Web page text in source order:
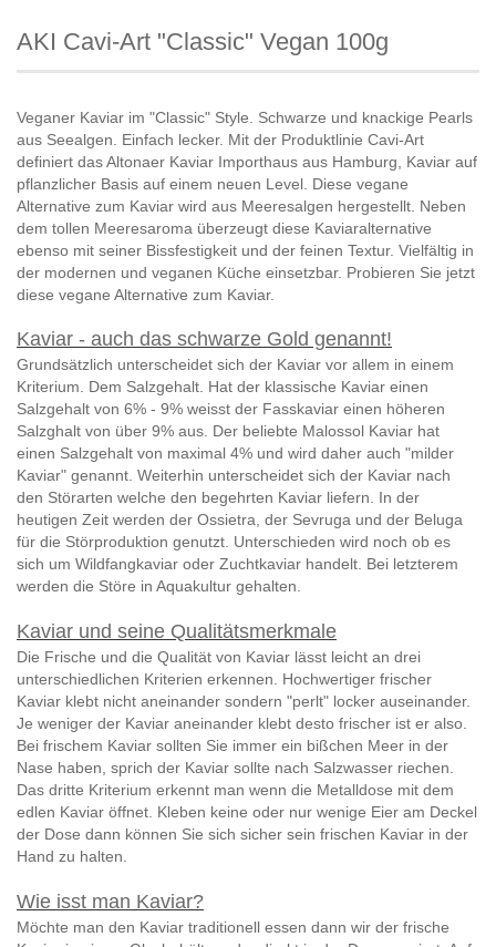
AKI Cavi-Art "Classic" Vegan 100g
Veganer Kaviar im "Classic" Style. Schwarze und knackige Pearls
aus Seealgen. Einfach lecker. Mit der Produktlinie Cavi-Art
definiert das Altonaer Kaviar Importhaus aus Hamburg, Kaviar auf
pflanzlicher Basis auf einem neuen Level. Diese vegane
Alternative zum Kaviar wird aus Meeresalgen hergestellt. Neben
dem tollen Meeresaroma überzeugt diese Kaviaralternative
ebenso mit seiner Bissfestigkeit und der feinen Textur. Vielfältig in
der modernen und veganen Küche einsetzbar. Probieren Sie jetzt
diese vegane Alternative zum Kaviar.
Kaviar - auch das schwarze Gold genannt!
Grundsätzlich unterscheidet sich der Kaviar vor allem in einem
Kriterium. Dem Salzgehalt. Hat der klassische Kaviar einen
Salzgehalt von 6% - 9% weisst der Fasskaviar einen höheren
Salzghalt von über 9% aus. Der beliebte Malossol Kaviar hat
einen Salzgehalt von maximal 4% und wird daher auch "milder
Kaviar" genannt. Weiterhin unterscheidet sich der Kaviar nach
den Störarten welche den begehrten Kaviar liefern. In der
heutigen Zeit werden der Ossietra, der Sevruga und der Beluga
für die Störproduktion genutzt. Unterschieden wird noch ob es
sich um Wildfangkaviar oder Zuchtkaviar handelt. Bei letzterem
werden die Störe in Aquakultur gehalten.
Kaviar und seine Qualitätsmerkmale
Die Frische und die Qualität von Kaviar lässt leicht an drei
unterschiedlichen Kriterien erkennen. Hochwertiger frischer
Kaviar klebt nicht aneinander sondern "perlt" locker auseinander.
Je weniger der Kaviar aneinander klebt desto frischer ist er also.
Bei frischem Kaviar sollten Sie immer ein bißchen Meer in der
Nase haben, sprich der Kaviar sollte nach Salzwasser riechen.
Das dritte Kriterium erkennt man wenn die Metalldose mit dem
edlen Kaviar öffnet. Kleben keine oder nur wenige Eier am Deckel
der Dose dann können Sie sich sicher sein frischen Kaviar in der
Hand zu halten.
Wie isst man Kaviar?
Möchte man den Kaviar traditionell essen dann wir der frische